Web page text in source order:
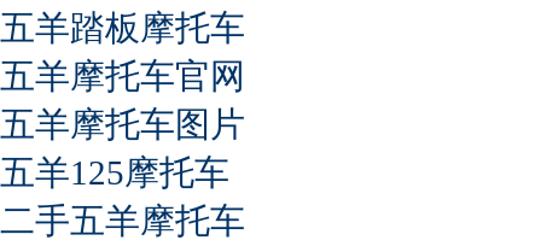
五羊踏板摩托车
五羊摩托车官网
五羊摩托车图片
五羊125摩托车
二手五羊摩托车